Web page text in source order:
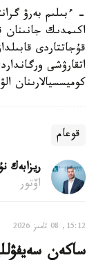
- ءبىلىم بەرۋ
اكىمدىك جانىنان
قۇجاتتاردى
اتقارۋشى
كوميسسيالارىنان
قوعام
ريزابەك
اۆتور
15:12, 08 تامىز 2026
ساكەن